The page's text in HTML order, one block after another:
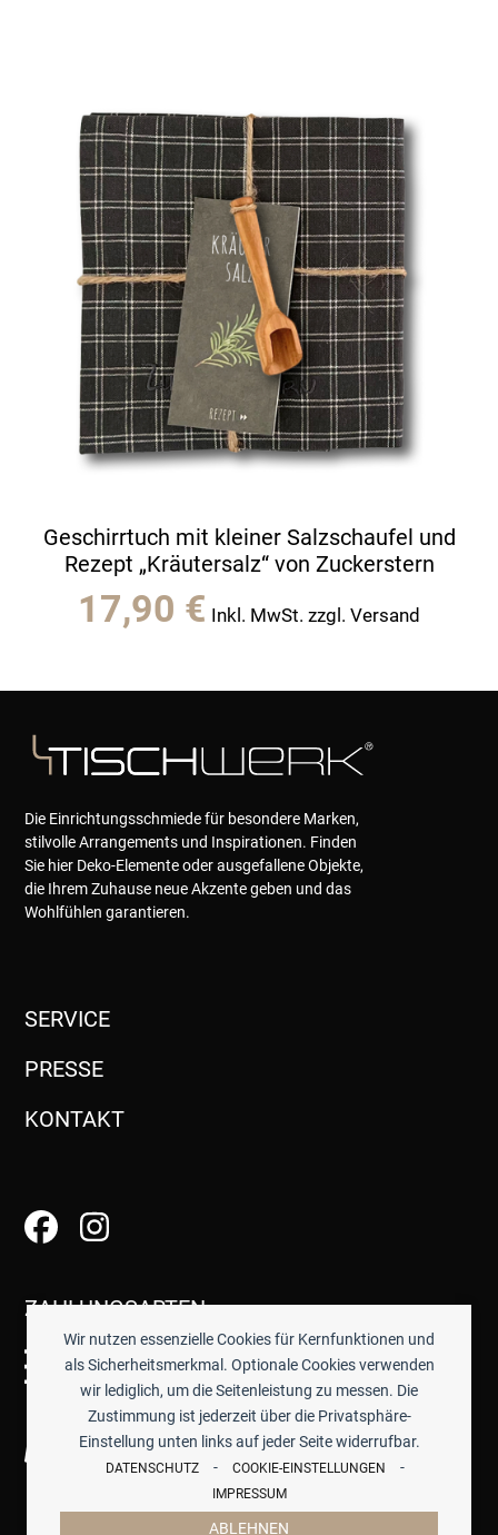
Wir nutzen essenzielle Cookies für Kernfunktionen und
als Sicherheitsmerkmal. Optionale Cookies verwenden
wir lediglich, um die Seitenleistung zu messen. Die
Zustimmung ist jederzeit über die Privatsphäre-
Einstellung unten links auf jeder Seite widerrufbar.
DATENSCHUTZ - COOKIE-EINSTELLUNGEN -
IMPRESSUM
ABLEHNEN
Geschirrtuch mit kleiner Salzschaufel und
Rezept „Kräutersalz“ von Zuckerstern
17,90 € Inkl. MwSt. zzgl. Versand
Die Einrichtungsschmiede für besondere Marken,
stilvolle Arrangements und Inspirationen. Finden
Sie hier Deko-Elemente oder ausgefallene Objekte,
die Ihrem Zuhause neue Akzente geben und das
Wohlfühlen garantieren.
SERVICE
PRESSE
KONTAKT
ZAHLUNGSARTEN